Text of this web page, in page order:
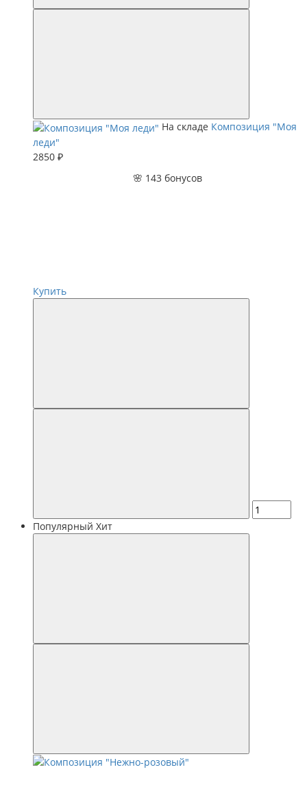
На складе Композиция "Моя
леди"
2850 ₽
🌸 143 бонусов
Купить
Популярный Хит